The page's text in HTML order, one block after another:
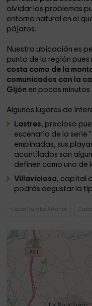
olvidar los problemas
entorno natural en el
pájaros.
Nuestra ubicación es
punto de la región pues
costa como de la
comunicados con la
Gijón en pocos minutos
Algunos lugares de
Lastres, precioso
escenario de la serie
empinadas, sus
acantilados son
definen como uno de
Villaviciosa, capital
podrás degustar la
Casas Rurales Asturias